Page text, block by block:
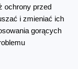
ochrony przed
i zmieniać ich
gorących